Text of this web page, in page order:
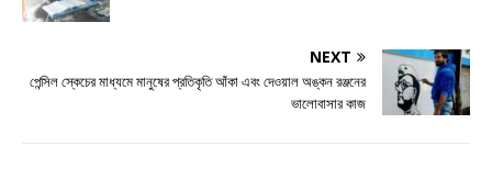
NEXT
পেন্সিল স্কেচের মাধ্যমে মানুষের প্রতিকৃতি আঁকা এবং দেওয়াল অঙ্কন রঞ্জনের
ভালোবাসার কাজ